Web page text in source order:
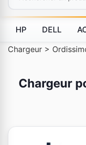
HP DELL
Chargeur >
Chargeur